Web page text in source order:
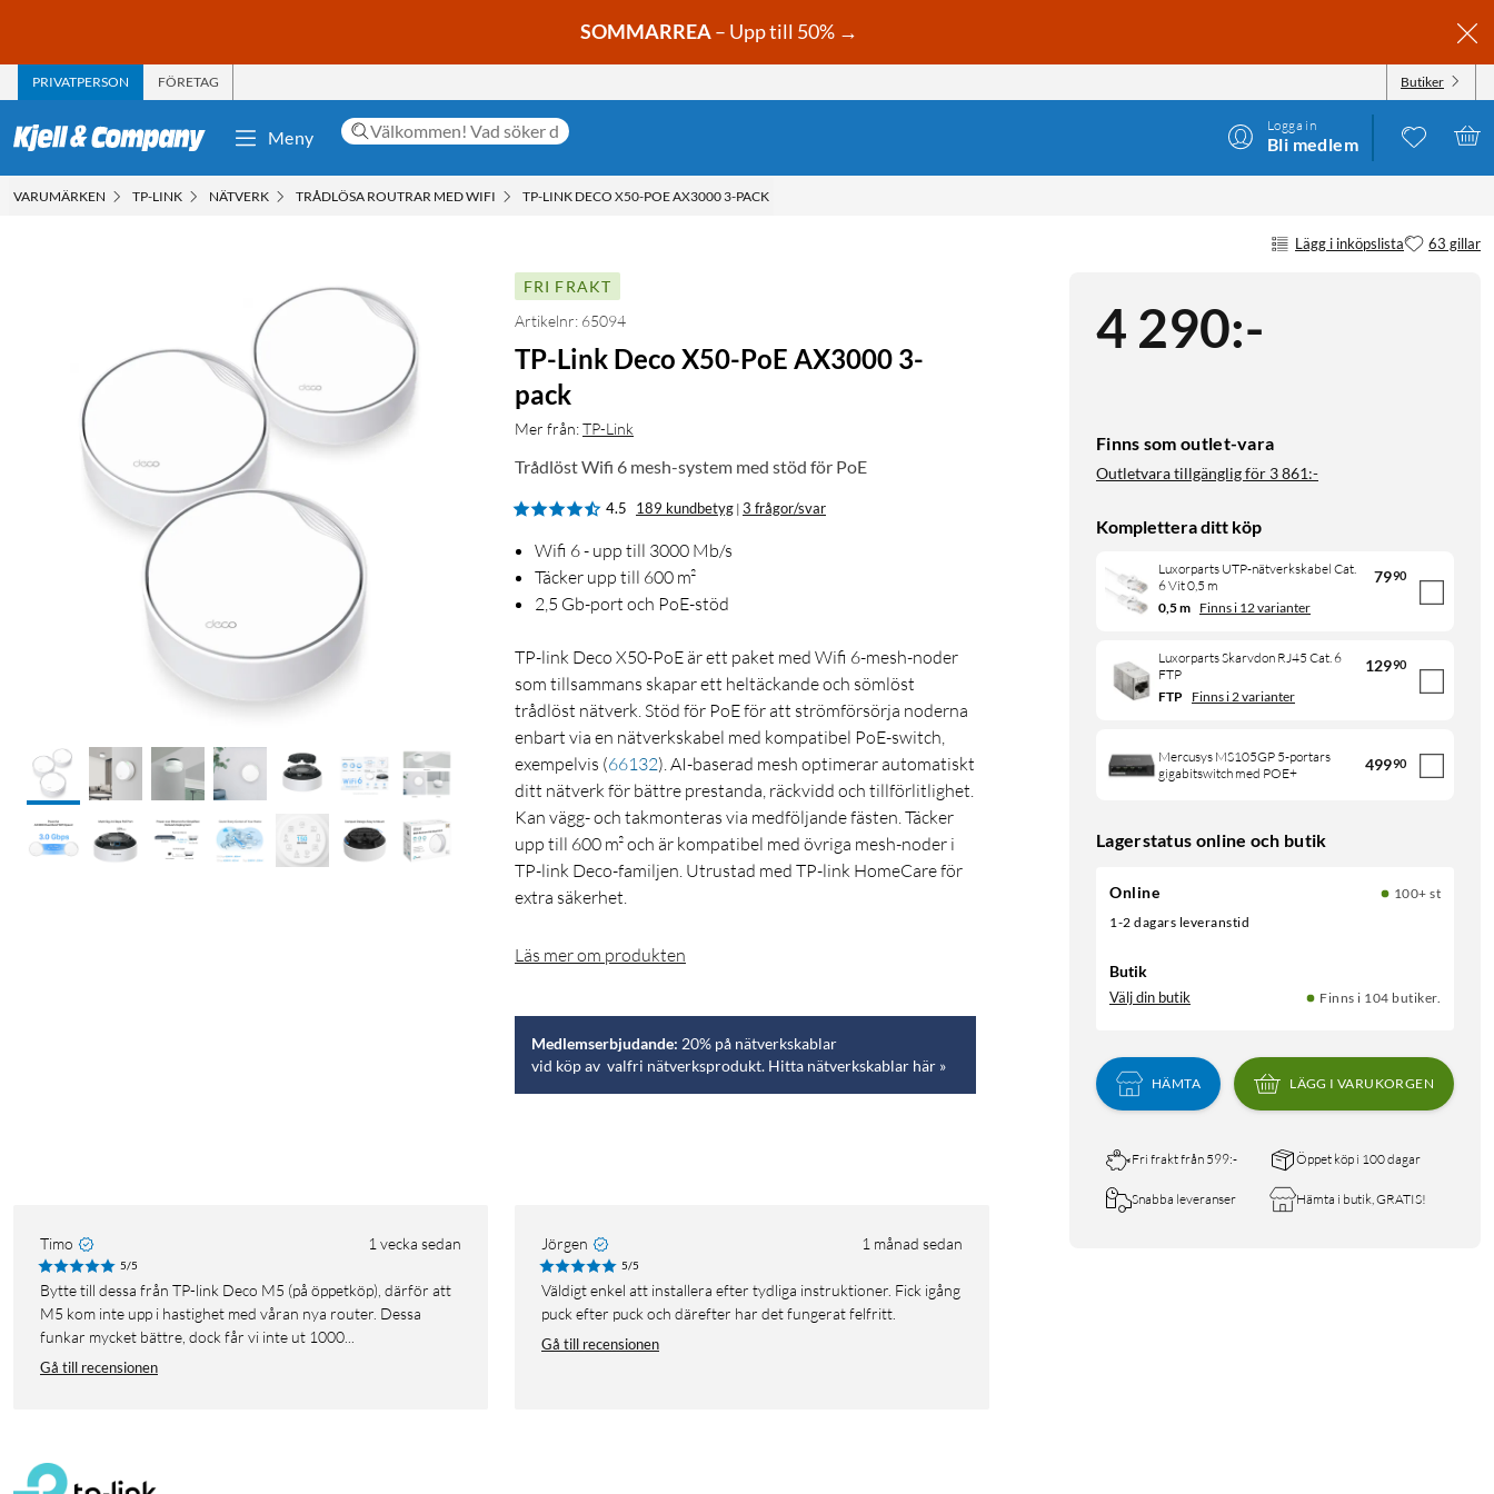
SOMMARREA– Upp till 50% →
PRIVATPERSON FÖRETAG Butiker
Meny
Logga in
Bli medlem
VARUMÄRKEN TP-LINK NÄTVERK TRÅDLÖSA ROUTRAR MED WIFI TP-LINK DECO X50-POE AX3000 3-PACK
Lägg i inköpslista 63 gillar
4 290:-
Finns som outlet-vara
Outletvara tillgänglig för 3 861:-
Komplettera ditt köp
Luxorparts UTP-nätverkskabel Cat.
6 Vit 0,5 m
7990
0,5 m Finns i 12 varianter
Luxorparts Skarvdon RJ45 Cat. 6
FTP
12990
FTP Finns i 2 varianter
Mercusys MS105GP 5-portars
gigabitswitch med POE+
49990
Lagerstatus online och butik
Online
100+ st
1-2 dagars leveranstid
Butik
Välj din butik Finns i 104 butiker.
HÄMTA LÄGG I VARUKORGEN
Fri frakt från 599:- Öppet köp i 100 dagar
Snabba leveranser Hämta i butik, GRATIS!
FRI FRAKT
Artikelnr: 65094
TP-Link Deco X50-PoE AX3000 3-
pack
Mer från:TP-Link
Trådlöst Wifi 6 mesh-system med stöd för PoE
4.5 189 kundbetyg | 3 frågor/svar
Wifi 6 - upp till 3000 Mb/s
Täcker upp till 600 m²
2,5 Gb-port och PoE-stöd
TP-link Deco X50-PoE är ett paket med Wifi 6-mesh-noder
som tillsammans skapar ett heltäckande och sömlöst
trådlöst nätverk. Stöd för PoE för att strömförsörja noderna
enbart via en nätverkskabel med kompatibel PoE-switch,
exempelvis (66132). AI-baserad mesh optimerar automatiskt
ditt nätverk för bättre prestanda, räckvidd och tillförlitlighet.
Kan vägg- och takmonteras via medföljande fästen. Täcker
upp till 600 m² och är kompatibel med övriga mesh-noder i
TP-link Deco-familjen. Utrustad med TP-link HomeCare för
extra säkerhet.
Läs mer om produkten
Medlemserbjudande: 20% på nätverkskablar
vid köp av valfri nätverksprodukt. Hitta nätverkskablar här »
Timo 1 vecka sedan
5/5
Bytte till dessa från TP-link Deco M5 (på öppetköp), därför att
M5 kom inte upp i hastighet med våran nya router. Dessa
funkar mycket bättre, dock får vi inte ut 1000...
Gå till recensionen
Jörgen 1 månad sedan
5/5
Väldigt enkel att installera efter tydliga instruktioner. Fick igång
puck efter puck och därefter har det fungerat felfritt.
Gå till recensionen